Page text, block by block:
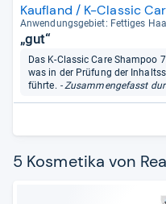
Kaufland / K-Classic
Anwen­dungs­ge­biet: Fet­ti­ges
„gut“
Das K-Classic Care Shampoo
was in der Prüfung der
führte. - Zusammengefasst
5 Kosmetika von